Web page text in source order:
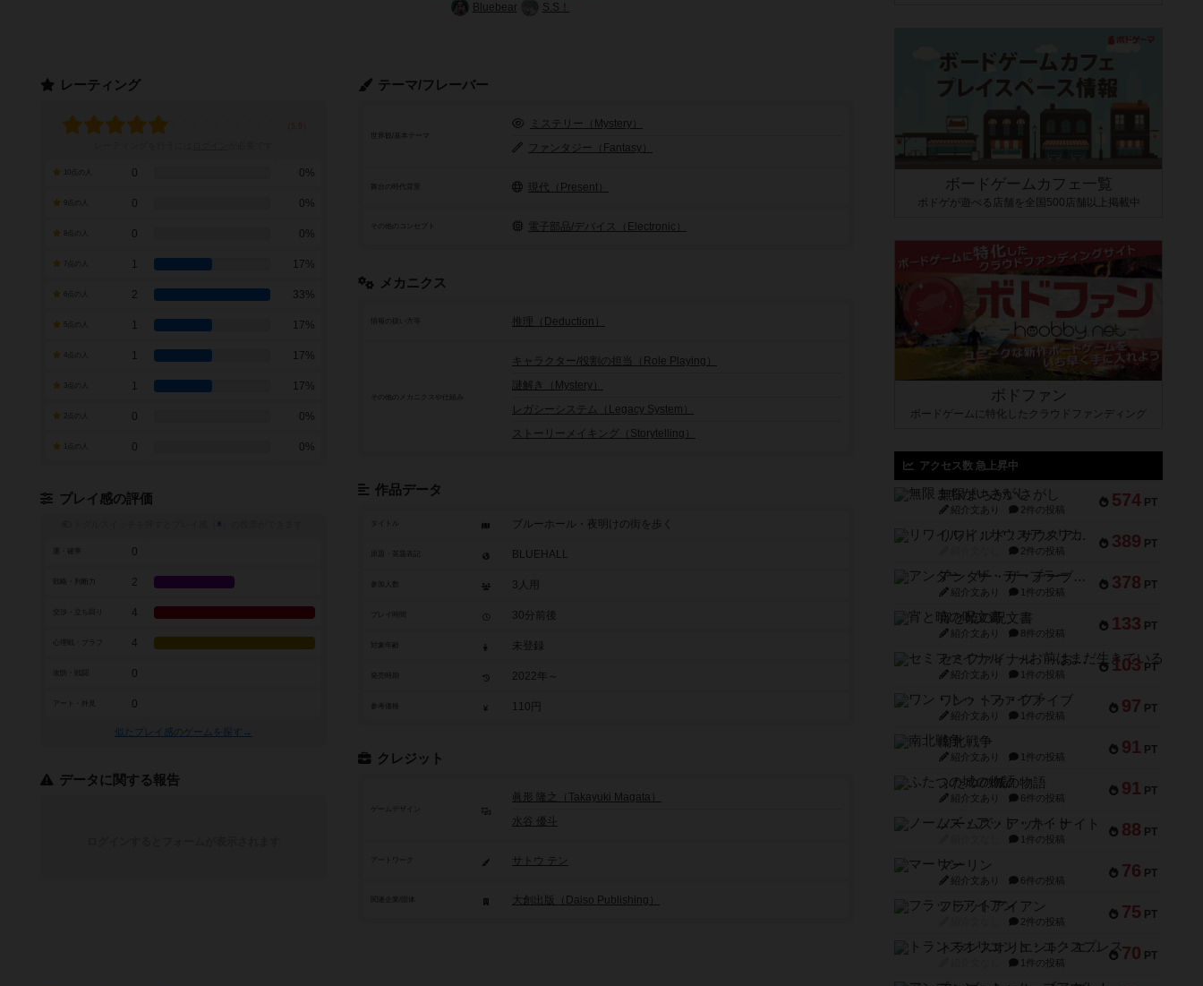
Bluebear
S.S！
テーマ/フレーバー
世界観/基本テーマ
ミステリー（Mystery）
ファンタジー（Fantasy）
舞台の時代背景 現代（Present）
その他のコンセプト 電子部品/デバイス（Electronic）
メカニクス
推理（Deduction）
その他のメカニクスや仕組み
キャラクター/役割の担当（Role Playing）
謎解き（Mystery）
レガシーシステム（Legacy System）
ストーリーメイキング（Storytelling）
作品データ
タイトル ブルーホール・夜明けの街を歩く
BLUEHALL
参加人数 3人用
30分前後
未登録
2022年～
参考価格 110円
クレジット
ゲームデザイン
眞形 隆之（Takayuki Magata）
水谷 優斗
アートワーク サトウ テン
大創出版（Daiso Publishing）
レーティング
0 0%
0 0%
0 0%
7点の人 1 17%
2 33%
1 17%
1 17%
1 17%
0 0%
0 0%
プレイ感の評価
※
0
戦略・判断力 2
4
4
0
アート・外見 0
似たプレイ感のゲームを探す→
データに関する報告
ボードゲームカフェ一覧
ボドゲが遊べる店舗を全国500店舗以上掲載中
ボドファン
ボードゲームに特化したクラウドファンディング
アクセス数 急上昇中
574 PT
無限まちがいさがし
紹介文あり 2件の投稿
389 PT
リワイルド：サウスアメリカ
2件の投稿
378 PT
アンダー・ザ・テーブラー
紹介文あり 1件の投稿
133 PT
宵と暁の呪文書
紹介文あり 8件の投稿
103 PT
セミファイナル ～お前はまだ生きている～
紹介文あり 1件の投稿
97 PT
ワン・トゥ・ファイブ
紹介文あり 1件の投稿
91 PT
南北戦争
紹介文あり 1件の投稿
91 PT
ふたつの城の物語
紹介文あり 6件の投稿
88 PT
ノームズ・アット・ナイト
1件の投稿
76 PT
マーリン
紹介文あり 6件の投稿
75 PT
フラットアイアン
2件の投稿
70 PT
トランスオリエント・エクスプレス
1件の投稿